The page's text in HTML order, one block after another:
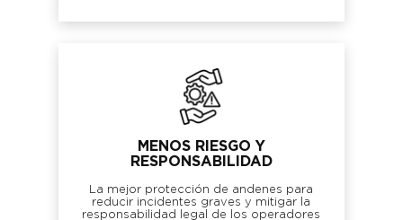
MENOS RIESGO Y
RESPONSABILIDAD
La mejor protección de andenes para
reducir incidentes graves y mitigar la
responsabilidad legal de los operadores